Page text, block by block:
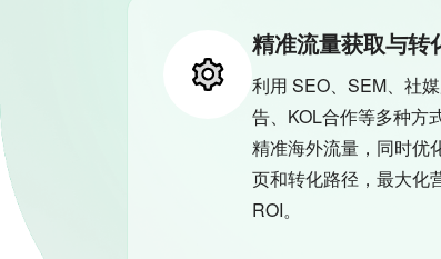
精准流量获取与转
利用 SEO、SEM、社
告、KOL合作等多种方
精准海外流量，同时优
页和转化路径，最大化
ROI。